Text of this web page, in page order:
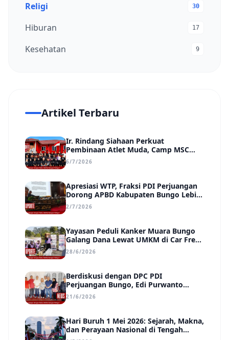
Religi 30
Hiburan 17
Kesehatan 9
Artikel Terbaru
Ir. Rindang Siahaan Perkuat
Pembinaan Atlet Muda, Camp MSC
Siapkan Generasi Juara Hadapi
Kejuaraan Regional hingga Nasional
6/7/2026
Apresiasi WTP, Fraksi PDI Perjuangan
Dorong APBD Kabupaten Bungo Lebih
Efektif, Transparan, dan Berdampak
2/7/2026
Yayasan Peduli Kanker Muara Bungo
Galang Dana Lewat UMKM di Car Free
Day, Ir. Rindang Siahaan Beri Apresiasi
28/6/2026
Berdiskusi dengan DPC PDI
Perjuangan Bungo, Edi Purwanto
Uraikan Poin-Poin Urgensi yang Perlu
Disadari Pemimpin Daerah
21/6/2026
Hari Buruh 1 Mei 2026: Sejarah, Makna,
dan Perayaan Nasional di Tengah